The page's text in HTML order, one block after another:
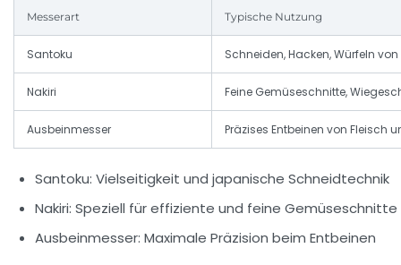
Messerart Typische Nutzung
Santoku Schneiden, Hacken, Würfeln
Nakiri Feine Gemüseschnitte,
Ausbeinmesser Präzises Entbeinen von Fleisch
Santoku: Vielseitigkeit und japanische Schneidtechnik
Nakiri: Speziell für effiziente und feine Gemüseschnitte
Ausbeinmesser: Maximale Präzision beim Entbeinen